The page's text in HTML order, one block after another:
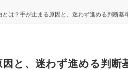
は？手が止まる原因と、迷わず進める判断基
と、迷わず進める判断